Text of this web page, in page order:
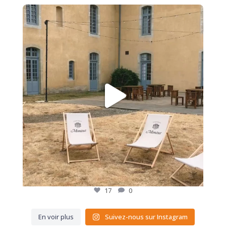
🍷 Nos adhérents font rayonner les saveurs des...
17 0
17 0
En voir plus Suivez-nous sur Instagram